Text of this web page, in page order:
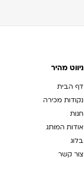
ניווט מהיר
דף הבית
נקודות מכירה
חנות
אודות המותג
בלוג
צור קשר